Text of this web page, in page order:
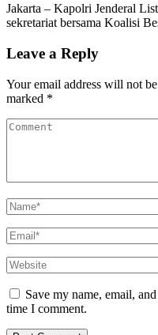
Jakarta – Kapolri Jenderal
sekretariat bersama Koalisi
Leave a Reply
Your email address will not
marked *
Save my name, email,
time I comment.